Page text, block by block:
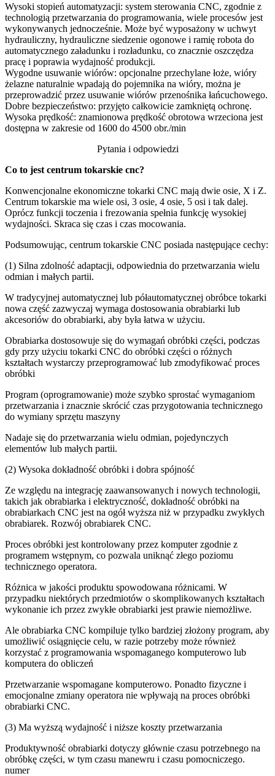
Wysoki stopień automatyzacji: system sterowania CNC, zgodnie z
technologią przetwarzania do programowania, wiele procesów jest
wykonywanych jednocześnie. Może być wyposażony w uchwyt
hydrauliczny, hydrauliczne siedzenie ogonowe i ramię robota do
automatycznego załadunku i rozładunku, co znacznie oszczędza
pracę i poprawia wydajność produkcji.
Wygodne usuwanie wiórów: opcjonalne przechylane łoże, wióry
żelazne naturalnie wpadają do pojemnika na wióry, można je
przeprowadzić przez usuwanie wiórów przenośnika łańcuchowego.
Dobre bezpieczeństwo: przyjęto całkowicie zamkniętą ochronę.
Wysoka prędkość: znamionowa prędkość obrotowa wrzeciona jest
dostępna w zakresie od 1600 do 4500 obr./min
Pytania i odpowiedzi
Co to jest centrum tokarskie cnc?
Konwencjonalne ekonomiczne tokarki CNC mają dwie osie, X i Z.
Centrum tokarskie ma wiele osi, 3 osie, 4 osie, 5 osi i tak dalej.
Oprócz funkcji toczenia i frezowania spełnia funkcję wysokiej
wydajności. Skraca się czas i czas mocowania.
Podsumowując, centrum tokarskie CNC posiada następujące cechy:
(1) Silna zdolność adaptacji, odpowiednia do przetwarzania wielu
odmian i małych partii.
W tradycyjnej automatycznej lub półautomatycznej obróbce tokarki
nowa część zazwyczaj wymaga dostosowania obrabiarki lub
akcesoriów do obrabiarki, aby była łatwa w użyciu.
Obrabiarka dostosowuje się do wymagań obróbki części, podczas
gdy przy użyciu tokarki CNC do obróbki części o różnych
kształtach wystarczy przeprogramować lub zmodyfikować proces
obróbki
Program (oprogramowanie) może szybko sprostać wymaganiom
przetwarzania i znacznie skrócić czas przygotowania technicznego
do wymiany sprzętu maszyny
Nadaje się do przetwarzania wielu odmian, pojedynczych
elementów lub małych partii.
(2) Wysoka dokładność obróbki i dobra spójność
Ze względu na integrację zaawansowanych i nowych technologii,
takich jak obrabiarka i elektryczność, dokładność obróbki na
obrabiarkach CNC jest na ogół wyższa niż w przypadku zwykłych
obrabiarek. Rozwój obrabiarek CNC.
Proces obróbki jest kontrolowany przez komputer zgodnie z
programem wstępnym, co pozwala uniknąć złego poziomu
technicznego operatora.
Różnica w jakości produktu spowodowana różnicami. W
przypadku niektórych przedmiotów o skomplikowanych kształtach
wykonanie ich przez zwykłe obrabiarki jest prawie niemożliwe.
Ale obrabiarka CNC kompiluje tylko bardziej złożony program, aby
umożliwić osiągnięcie celu, w razie potrzeby może również
korzystać z programowania wspomaganego komputerowo lub
komputera do obliczeń
Przetwarzanie wspomagane komputerowo. Ponadto fizyczne i
emocjonalne zmiany operatora nie wpływają na proces obróbki
obrabiarki CNC.
(3) Ma wyższą wydajność i niższe koszty przetwarzania
Produktywność obrabiarki dotyczy głównie czasu potrzebnego na
obróbkę części, w tym czasu manewru i czasu pomocniczego.
numer